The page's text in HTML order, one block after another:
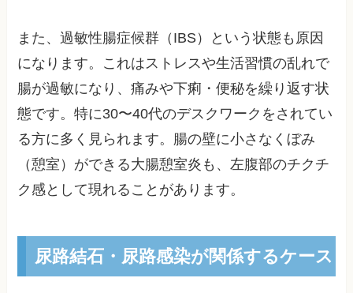
また、過敏性腸症候群（IBS）という状態も原因
になります。これはストレスや生活習慣の乱れで
腸が過敏になり、痛みや下痢・便秘を繰り返す状
態です。特に30〜40代のデスクワークをされてい
る方に多く見られます。腸の壁に小さなくぼみ
（憩室）ができる大腸憩室炎も、左腹部のチクチ
ク感として現れることがあります。
尿路結石・尿路感染が関係するケース